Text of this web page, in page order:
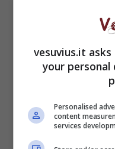
vesuvius.it
your
Personalised
content
services